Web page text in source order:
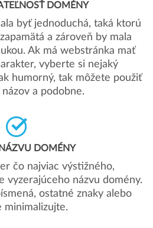
DOMÉNY
byť jednoduchá, taká ktorú
a zároveň by mala
Ak má webstránka mať
vyberte si nejaký
humorný, tak môžete použiť
a podobne.
DOMÉNY
čo najviac výstižného,
vyzerajúceho názvu domény.
ostatné znaky alebo
minimalizujte.